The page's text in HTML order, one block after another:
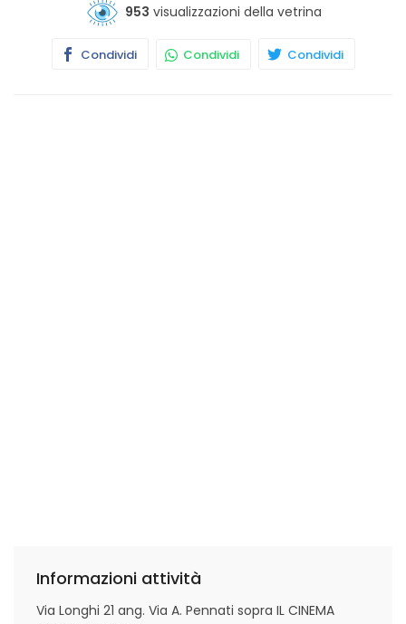
953 visualizzazioni della vetrina
Condividi Condividi Condividi
Informazioni attività
Via Longhi 21 ang. Via A. Pennati sopra IL CINEMA